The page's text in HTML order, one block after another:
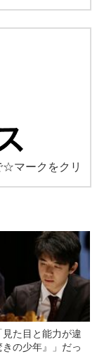
☆マークをクリ
た目と能力が違
の少年』」だっ